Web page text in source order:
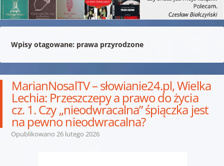
Wpisy otagowane: prawa przyrodzone
MarianNosalTV – słowianie24.pl, Wielka
Lechia: Przeszczepy a prawo do życia
cz. 1. Czy „nieodwracalna” śpiączka jest
na pewno nieodwracalna?
Opublikowano 26 lutego 2026